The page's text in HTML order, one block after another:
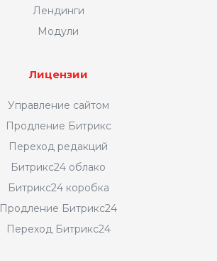
Лендинги
Модули
Лицензии
Управление сайтом
Продление Битрикс
Переход редакций
Битрикс24 облако
Битрикс24 коробка
Продление Битрикс24
Переход Битрикс24